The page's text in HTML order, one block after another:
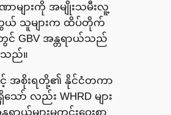
ာများကို အမျိုးသမီးလူ့
ယ် သူများက ထိပ်တိုက်
GBV အန္တရာယ်သည်
သည်။
င့် အစိုးရတို့၏ နိုင်ငံတကာ
ော် လည်း WHRD များ
ရာယ်များမှကင်းဝေးစွာ